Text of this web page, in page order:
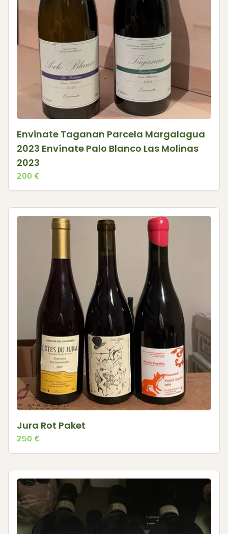
Envinate Taganan Parcela Margalagua
2023 Envínate Palo Blanco Las Molinas
2023
200 €
Jura Rot Paket
250 €